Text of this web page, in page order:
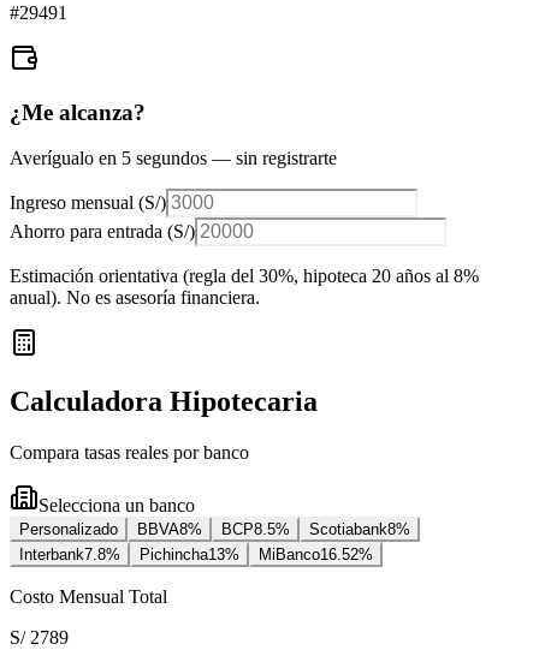
#29491
¿Me alcanza?
Averígualo en 5 segundos — sin registrarte
Ingreso mensual (S/)
Ahorro para entrada (S/)
Estimación orientativa (regla del 30%, hipoteca 20 años al 8%
anual). No es asesoría financiera.
Calculadora Hipotecaria
Compara tasas reales por banco
Selecciona un banco
Personalizado BBVA8% BCP8.5% Scotiabank8%
Interbank7.8% Pichincha13% MiBanco16.52%
Costo Mensual Total
S/ 2789